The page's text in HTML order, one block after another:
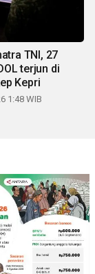
TNI, 27
terjun di
Kepri
1:48 WIB